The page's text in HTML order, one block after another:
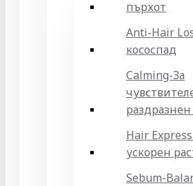
пърхот
Anti-Hair
кососпад
Calming-За
раздразнен
Hair
ускорен
Sebum-